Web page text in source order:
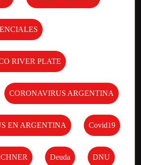
RIVER PLATE
CORONAVIRUS ARGENTINA
EN ARGENTINA Covid19
Deuda DNU